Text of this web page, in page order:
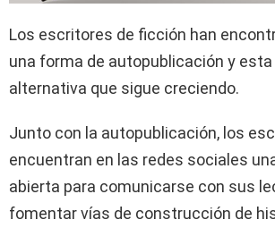
Los escritores de ficción han
una forma de autopublicación y esta
alternativa que sigue creciendo.
Junto con la autopublicación, los
encuentran en las redes sociales
abierta para comunicarse con sus
fomentar vías de construcción de